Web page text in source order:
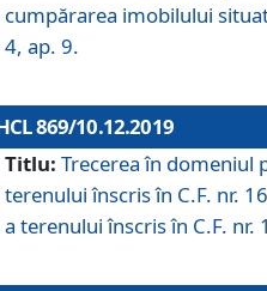
cumpărarea imobilului
4, ap. 9.
869/10.12.2019
Titlu: Trecerea în domeniul
terenului înscris în C.F. nr.
a terenului înscris în C.F.